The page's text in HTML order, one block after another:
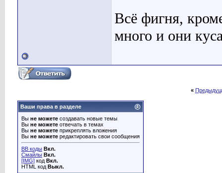
Всё фигня,
много и они
«
Ваши права в разделе
Вы не можете создавать новые темы
Вы не можете отвечать в темах
Вы не можете прикреплять вложения
Вы не можете редактировать свои сообщения
BB коды Вкл.
Смайлы Вкл.
[IMG] код Вкл.
HTML код Выкл.